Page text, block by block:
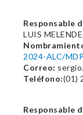
Responsable
LUIS
2024-ALC/
Correo:
Teléfono:(01)
Responsable